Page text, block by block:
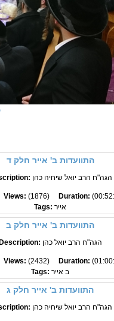
התוועדות ב' אייר חלק ד
הגה"ח הרב יואל שיחיה כהן
Views: (1876) Duration:
Tags: אייר
התוועדות ב' אייר חלק ב
Description: הגה"ח הרב יואל כהן
Views: (2432) Duration:
Tags: ב אייר
התוועדות ב' אייר חלק ג
הגה"ח הרב יואל שיחיה כהן